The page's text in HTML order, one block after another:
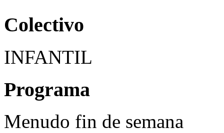
Colectivo
INFANTIL
Programa
Menudo fin de semana